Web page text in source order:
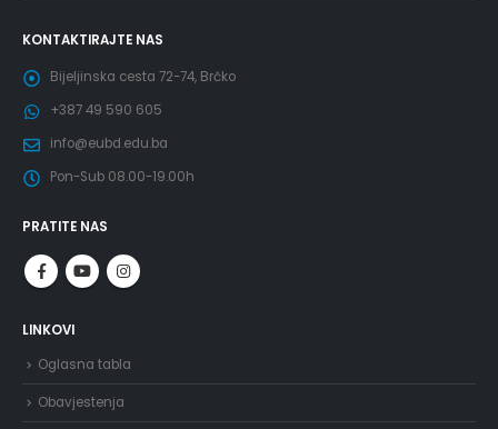
KONTAKTIRAJTE NAS
Bijeljinska cesta 72-74, Brčko
+387 49 590 605
info@eubd.edu.ba
Pon-Sub 08.00-19.00h
PRATITE NAS
LINKOVI
Oglasna tabla
Obavjestenja